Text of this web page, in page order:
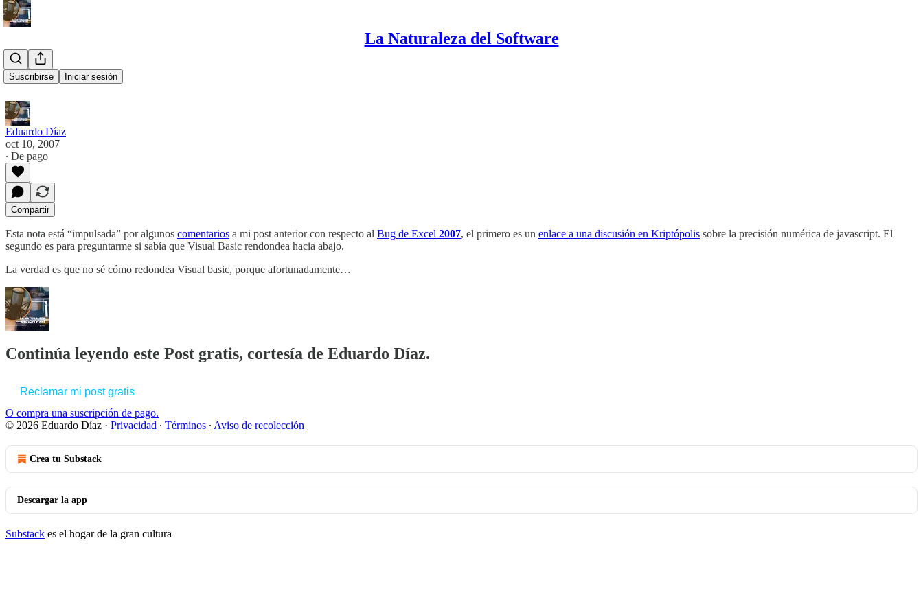
La Naturaleza del Software
Suscribirse Iniciar sesión
Precisión
Eduardo Díaz
oct 10, 2007
∙ De pago
Compartir
Esta nota está “impulsada” por algunos comentarios a mi post anterior con respecto al Bug de Excel 2007, el primero es un enlace a una discusión en Kriptópolis sobre la precisión numérica de javascript. El
segundo es para preguntarme si sabía que Visual Basic rendondea hacia abajo.
La verdad es que no sé cómo redondea Visual basic, porque afortunadamente…
Continúa leyendo este Post gratis, cortesía de Eduardo Díaz.
Reclamar mi post gratis
O compra una suscripción de pago.
© 2026 Eduardo Díaz · Privacidad ∙ Términos ∙ Aviso de recolección
Crea tu Substack
Descargar la app
Substack es el hogar de la gran cultura